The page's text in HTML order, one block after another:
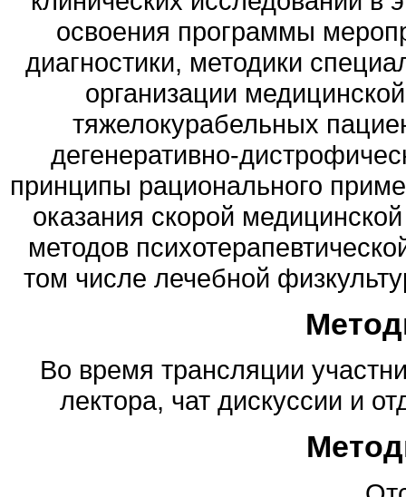
освоения программы
диагностики, методики
организации
тяжелокурабельных
дегенеративно-
принципы рационального
оказания скорой
методов
том числе лечебной
Во время трансляции
лектора, чат дискуссии и